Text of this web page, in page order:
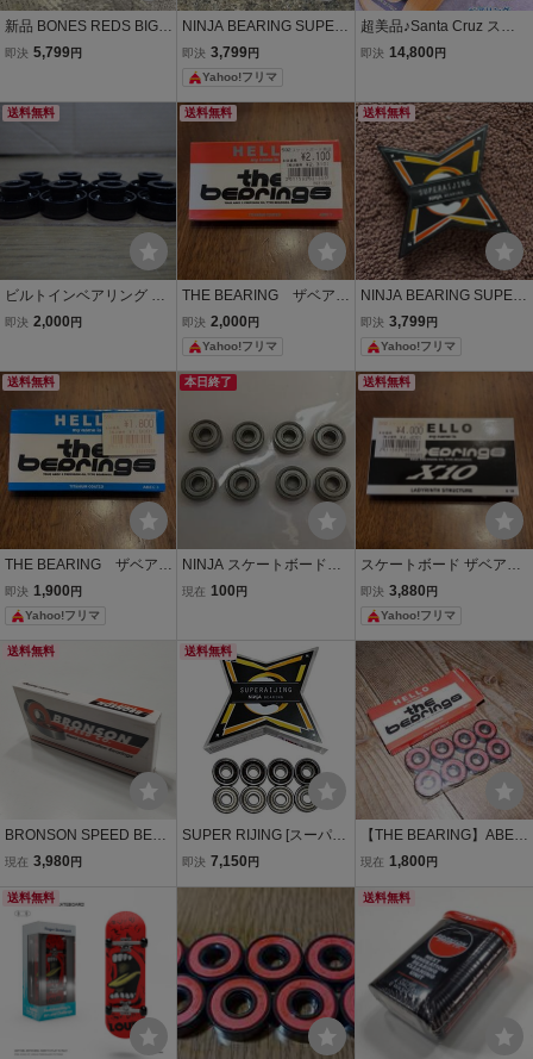
新品 BONES REDS BIG B
ALL BEARING ボーンズ
ケボー 小物 タイヤ ウィー
即決 5,799円
NINJA BEARING SUPER
AIJING スケートボード ベ
アリング
即決 3,799円
Yahoo!フリマ
超美品♪Santa Cruz スケ
ボー コンプリート BONE
即決 14,800 円
送料無料
ビルトインベアリング RA
CING BEARING ABEC-7
er
即決 2,000 円
送料無料
THE BEARING ザベアリ
ング ABEC5 スケートボ
ードベアリング
即決 2,000 円
Yahoo!フリマ
送料無料
NINJA BEARING SUPER
AIJING スケートボード ベ
アリング
即決 3,799円
Yahoo!フリマ
送料無料
THE BEARING ザベアリ
ング ABEC3 スケートボ
ードベアリング
即決 1,900 円
Yahoo!フリマ
本日終了
NINJA スケートボード
ベアリング ABEC7 中古
現在 100 円
送料無料
スケートボード ザベアリ
ング HELLO ハロー THE
BEARING X10 ベアリン
グ スケボー
即決 3,880 円
Yahoo!フリマ
送料無料
BRONSON SPEED BEAR
ING G2 ブロンソン ベア
現在 3,980 円
送料無料
SUPER RIJING [スーパー
雷神] ABEC7 (オイルタイ
即決 7,150 円
【THE BEARING】ABEC
5 ベアリング (8個セッ
現在 1,800 円
送料無料 送料無料